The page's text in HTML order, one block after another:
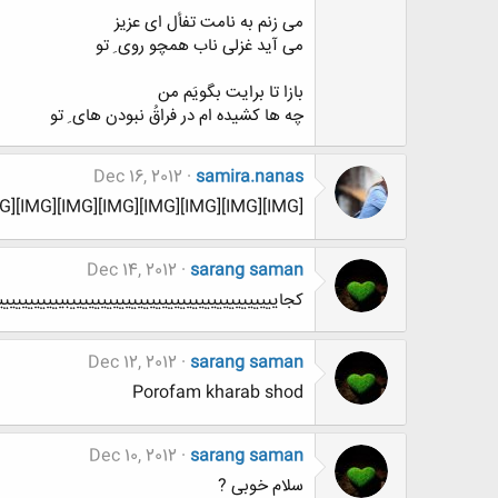
ﻣﯽ ﺯﻧﻢ ﺑﻪ ﻧﺎﻣﺖ ﺗﻔﺄﻝ ﺍﯼ ﻋﺰﯾﺰ
ﻣﯽ ﺁﯾﺪ ﻏﺰﻟﯽ ﻧﺎﺏ ﻫﻤﭽﻮ ﺭﻭﯼ ِ ﺗﻮ
ﺑﺎﺯﺍ ﺗﺎ ﺑﺮﺍﯾﺖ ﺑﮕﻮﯾَﻢ ﻣﻦ
ﭼﻪ ﻫﺎ ﮐﺸﯿﺪﻩ ﺍﻡ ﺩﺭ ﻓﺮﺍﻕُ ﻧﺒﻮﺩﻥ ﻫﺎﯼ ِ ﺗﻮ
samira.nanas
Dec 16, 2012
[IMG][IMG][IMG][IMG][IMG][IMG][IMG][IMG][IMG]
sarang saman
Dec 14, 2012
sarang saman
Dec 12, 2012
Porofam kharab shod
sarang saman
Dec 10, 2012
سلام خوبی ?